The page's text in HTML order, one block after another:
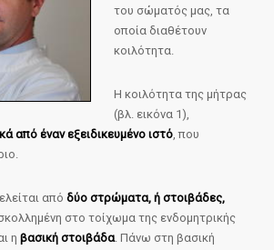
του σώματός μας, τα
οποία διαθέτουν
κοιλότητα.
Η κοιλότητα της μήτρας
(βλ. εικόνα 1),
από έναν εξειδικευμένο ιστό, που
απόδύο στρώματα, ή στοιβάδες,
στο τοίχωμα της ενδομητρικής
ηβασική στοιβάδα. Πάνω στη βασική